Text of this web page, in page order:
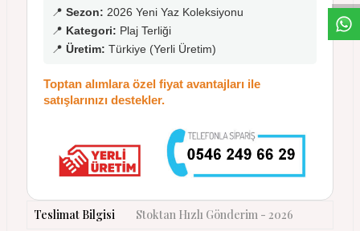
📍 Sezon: 2026 Yeni Yaz Koleksiyonu
📍 Kategori: Plaj Terliği
📍 Üretim: Türkiye (Yerli Üretim)
Toptan alımlara özel fiyat avantajları ile
satışlarınızı destekler.
Teslimat Bilgisi Stoktan Hızlı Gönderim - 2026